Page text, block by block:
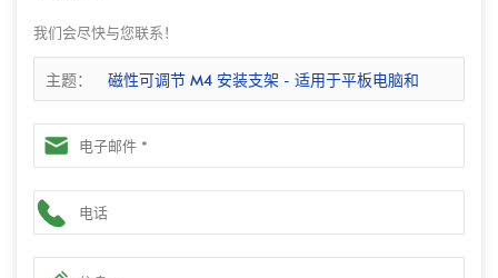
我们会尽快与您联系！
主题： 磁性可调节 M4 安装支架 - 适用于平板电脑和
POS 系统的 POGO PIN 充电底座